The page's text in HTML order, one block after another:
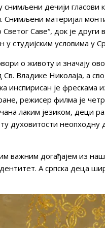
снимљени дечији гласови
Снимљени материјал
Светог Саве“, док је
у студијским условима у
о животу и значају
Владике Николаја, а
инспирисан је фрескама
режисер филма је
лаким језиком, деци
духовитости
важним догађајем из
А српска деца